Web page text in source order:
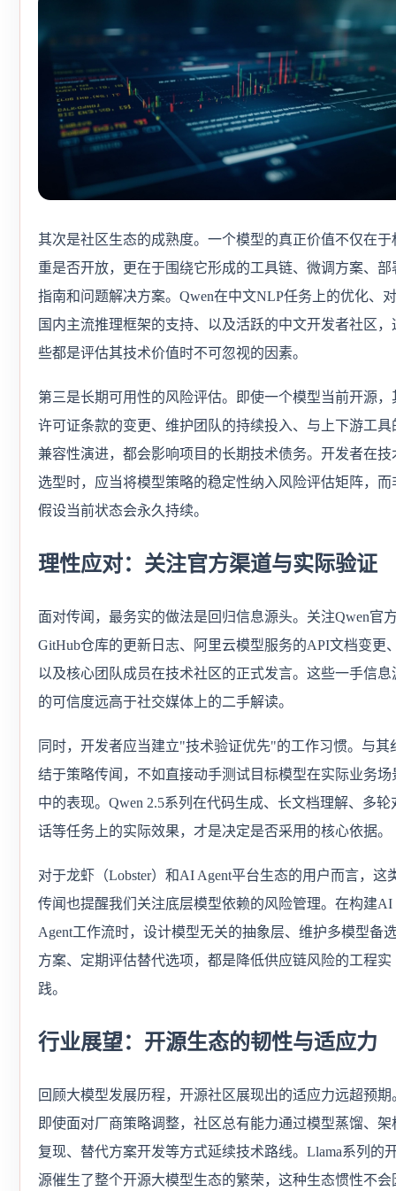
其次是社区生态的成熟度。一个模型的真正价值不仅在于
重是否开放，更在于围绕它形成的工具链、微调方案、部
指南和问题解决方案。Qwen在中文NLP任务上的优化、对
国内主流推理框架的支持、以及活跃的中文开发者社区，
些都是评估其技术价值时不可忽视的因素。
第三是长期可用性的风险评估。即使一个模型当前开源，
许可证条款的变更、维护团队的持续投入、与上下游工具
兼容性演进，都会影响项目的长期技术债务。开发者在技
选型时，应当将模型策略的稳定性纳入风险评估矩阵，而
假设当前状态会永久持续。
理性应对：关注官方渠道与实际验证
面对传闻，最务实的做法是回归信息源头。关注Qwen官
GitHub仓库的更新日志、阿里云模型服务的API文档变更
以及核心团队成员在技术社区的正式发言。这些一手信息
的可信度远高于社交媒体上的二手解读。
同时，开发者应当建立"技术验证优先"的工作习惯。与其
结于策略传闻，不如直接动手测试目标模型在实际业务场
中的表现。Qwen 2.5系列在代码生成、长文档理解、多轮
话等任务上的实际效果，才是决定是否采用的核心依据。
对于龙虾（Lobster）和AI Agent平台生态的用户而言，这
传闻也提醒我们关注底层模型依赖的风险管理。在构建AI
Agent工作流时，设计模型无关的抽象层、维护多模型备
方案、定期评估替代选项，都是降低供应链风险的工程实
践。
行业展望：开源生态的韧性与适应力
回顾大模型发展历程，开源社区展现出的适应力远超预期
即使面对厂商策略调整，社区总有能力通过模型蒸馏、架
复现、替代方案开发等方式延续技术路线。Llama系列的
源催生了整个开源大模型生态的繁荣，这种生态惯性不会